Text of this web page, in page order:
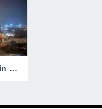
Heyelanla Kapanan Yol, Ekiplerin Müdahalesiyle Açıldı!